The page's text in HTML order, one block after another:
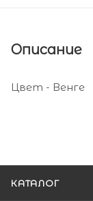
Описание
Цвет - Венге
КАТАЛОГ